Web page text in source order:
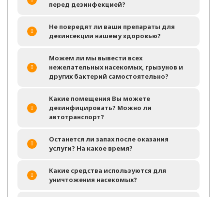
перед дезинфекцией?
Не повредят ли ваши препараты для
дезинсекции нашему здоровью?
Можем ли мы вывести всех
нежелательных насекомых, грызунов и
других бактерий самостоятельно?
Какие помещения Вы можете
дезинфицировать? Можно ли
автотранспорт?
Останется ли запах после оказания
услуги? На какое время?
Какие средства используются для
уничтожения насекомых?